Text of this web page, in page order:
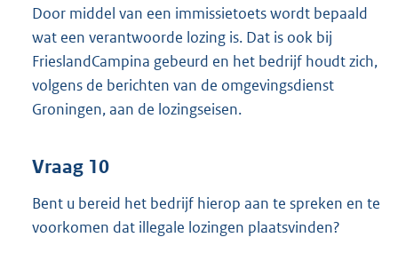
Door middel van een immissietoets wordt bepaald
wat een verantwoorde lozing is. Dat is ook bij
FrieslandCampina gebeurd en het bedrijf houdt zich,
volgens de berichten van de omgevingsdienst
Groningen, aan de lozingseisen.
Vraag 10
Bent u bereid het bedrijf hierop aan te spreken en te
voorkomen dat illegale lozingen plaatsvinden?